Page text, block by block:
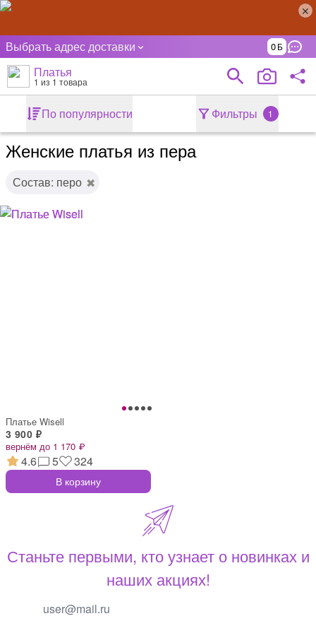
Выбрать адрес доставки 0
Платья
1 из 1 товара
По популярности Фильтры 1
Женские платья из пера
Состав: перо
Платье Wisell
3 900 ₽
вернём до 1 170 ₽
4.6 5 324
В корзину
Станьте первыми, кто узнает о новинках и
наших акциях!